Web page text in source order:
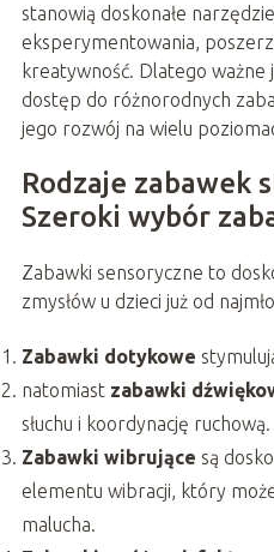
stanowią doskonałe
eksperymentowania,
kreatywność. Dlatego ważne
dostęp do różnorodnych
jego rozwój na wielu
Rodzaje zabawek
Szeroki wybór
Zabawki sensoryczne to
zmysłów u dzieci już od
Zabawki dotykowe
natomiast zabawki
słuchu i koordynację ruchową.
Zabawki wibrujące są
elementu wibracji, który może
malucha.